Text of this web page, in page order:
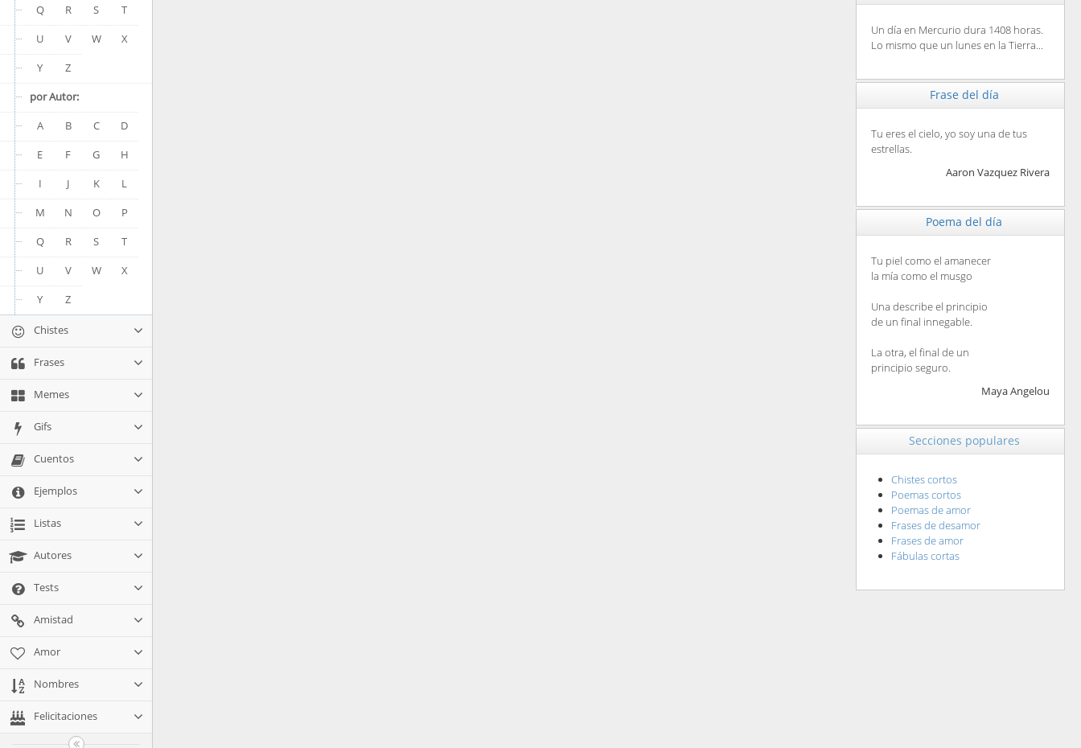
Q
R S
T
U
V W
X
Y
Z
por Autor:
A
B C
D
E
F G
H
I
J K
L
M
N O
P
Q
R S
T
U
V W
X
Y
Z
Chistes
Frases
Memes
Gifs
Cuentos
Ejemplos
Listas
Autores
Tests
Amistad
Amor
Nombres
Felicitaciones
Un día en Mercurio dura 1408 horas.
Lo mismo que un lunes en la Tierra...
Frase del día
Tu eres el cielo, yo soy una de tus
estrellas.
Aaron Vazquez Rivera
Poema del día
Tu piel como el amanecer
la mía como el musgo
Una describe el principio
de un final innegable.
La otra, el final de un
principio seguro.
Maya Angelou
Secciones populares
Chistes cortos
Poemas cortos
Poemas de amor
Frases de desamor
Frases de amor
Fábulas cortas